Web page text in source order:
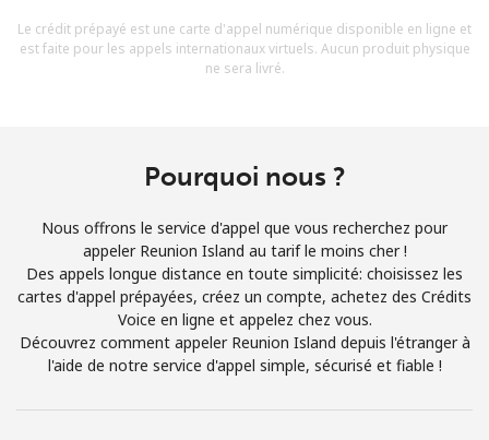
Restez en contact pour obtenir nos meilleures offres.
S'inscrire
Bonjour!
Identifiez-vous ouINSCRIVEZ-VOUS →
Le crédit prépayé est une carte d'appel numérique disponible en ligne et
est faite pour les appels internationaux virtuels. Aucun produit physique
ne sera livré.
Pourquoi nous ?
Nous offrons le service d'appel que vous recherchez pour
appeler Reunion Island au tarif le moins cher !
Des appels longue distance en toute simplicité: choisissez les
cartes d'appel prépayées, créez un compte, achetez des Crédits
Voice en ligne et appelez chez vous.
Découvrez comment appeler Reunion Island depuis l'étranger à
l'aide de notre service d'appel simple, sécurisé et fiable !